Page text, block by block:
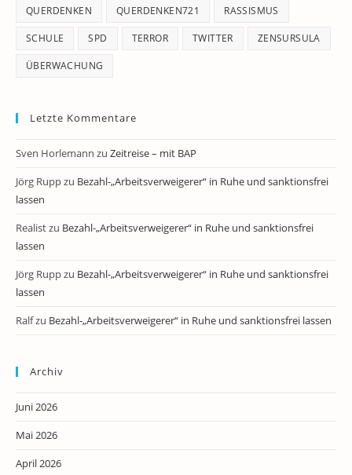
QUERDENKEN QUERDENKEN721 RASSISMUS
SCHULE SPD TERROR TWITTER ZENSURSULA
ÜBERWACHUNG
Letzte Kommentare
Sven Horlemann zu Zeitreise – mit BAP
Jörg Ruppzu Bezahl-„Arbeitsverweigerer“ in Ruhe und sanktionsfrei
lassen
Realistzu Bezahl-„Arbeitsverweigerer“ in Ruhe und sanktionsfrei
lassen
Jörg Ruppzu Bezahl-„Arbeitsverweigerer“ in Ruhe und sanktionsfrei
lassen
Ralfzu Bezahl-„Arbeitsverweigerer“ in Ruhe und sanktionsfrei lassen
Archiv
Juni 2026
Mai 2026
April 2026